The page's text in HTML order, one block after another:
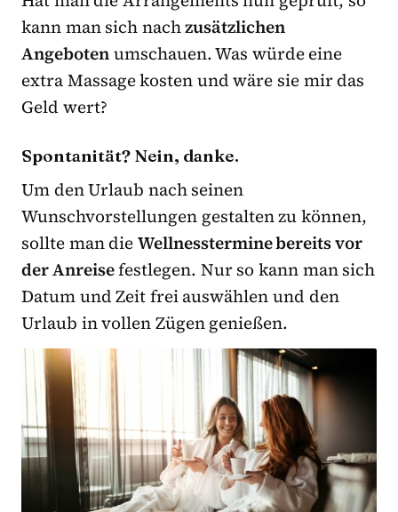
kann man sich nachzusätzlichen
Angebotenumschauen. Was würde eine
extra Massage kosten und wäre sie mir das
Geld wert?
Spontanität? Nein, danke.
Um den Urlaub nach seinen
Wunschvorstellungen gestalten zu können,
sollte man dieWellnesstermine bereits vor
der Anreisefestlegen. Nur so kann man sich
Datum und Zeit frei auswählen und den
Urlaub in vollen Zügen genießen.